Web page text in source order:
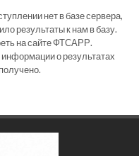
нет в базе сервера,
результаты к нам в базу.
на сайте ФТСАРР.
о результатах